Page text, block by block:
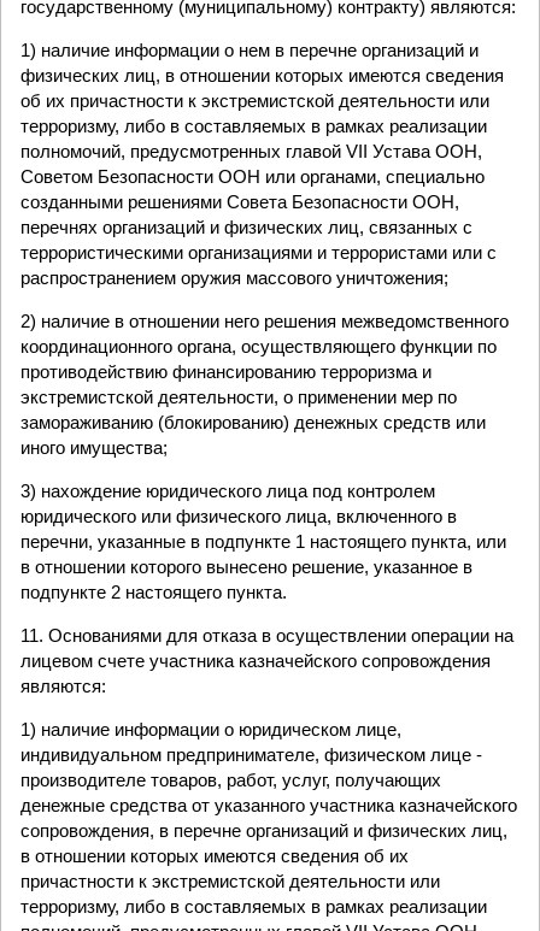
государственному (муниципальному) контракту) являются:
1) наличие информации о нем в перечне организаций и
физических лиц, в отношении которых имеются сведения
об их причастности к экстремистской деятельности или
терроризму, либо в составляемых в рамках реализации
полномочий, предусмотренных главой VII Устава ООН,
Советом Безопасности ООН или органами, специально
созданными решениями Совета Безопасности ООН,
перечнях организаций и физических лиц, связанных с
террористическими организациями и террористами или с
распространением оружия массового уничтожения;
2) наличие в отношении него решения межведомственного
координационного органа, осуществляющего функции по
противодействию финансированию терроризма и
экстремистской деятельности, о применении мер по
замораживанию (блокированию) денежных средств или
иного имущества;
3) нахождение юридического лица под контролем
юридического или физического лица, включенного в
перечни, указанные в подпункте 1 настоящего пункта, или
в отношении которого вынесено решение, указанное в
подпункте 2 настоящего пункта.
11. Основаниями для отказа в осуществлении операции на
лицевом счете участника казначейского сопровождения
являются:
1) наличие информации о юридическом лице,
индивидуальном предпринимателе, физическом лице -
производителе товаров, работ, услуг, получающих
денежные средства от указанного участника казначейского
сопровождения, в перечне организаций и физических лиц,
в отношении которых имеются сведения об их
причастности к экстремистской деятельности или
терроризму, либо в составляемых в рамках реализации